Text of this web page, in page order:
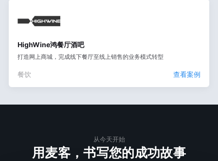
HighWine鸿餐厅酒吧
打造网上商城，完成线下餐厅至线上销售的业务模式转型
餐饮 查看案例
从今天开始
用麦客，书写您的成功故事